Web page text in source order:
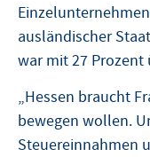
ausländischer
war mit 27
„Hessen braucht
bewegen wollen.
Steuereinnahmen